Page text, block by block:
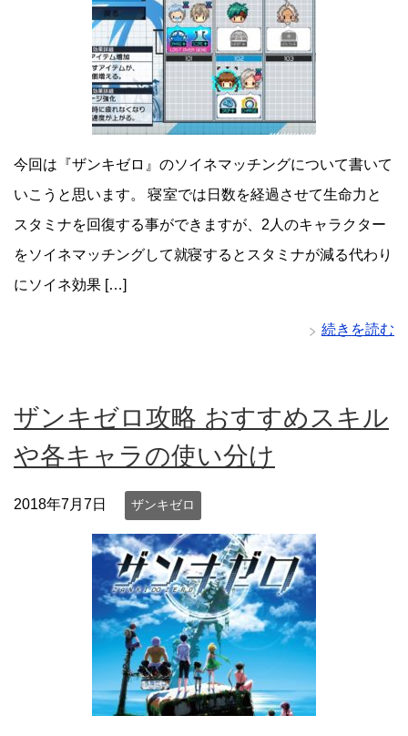
今回は『ザンキゼロ』のソイネマッチングについて書いて
いこうと思います。 寝室では日数を経過させて生命力と
スタミナを回復する事ができますが、2人のキャラクター
をソイネマッチングして就寝するとスタミナが減る代わり
にソイネ効果 […]
続きを読む
ザンキゼロ攻略 おすすめスキル
や各キャラの使い分け
2018年7月7日 ザンキゼロ